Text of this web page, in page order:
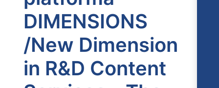
DIMENSIONS
/New Dimension
in R&D Content